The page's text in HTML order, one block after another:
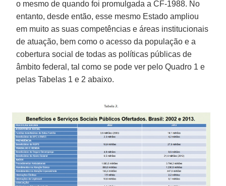
o mesmo de quando foi promulgada a CF-1988. No
entanto, desde então, esse mesmo Estado ampliou
em muito as suas competências e áreas institucionais
de atuação, bem como o acesso da população e a
cobertura social de todas as políticas públicas de
âmbito federal, tal como se pode ver pelo Quadro 1 e
pelas Tabelas 1 e 2 abaixo.